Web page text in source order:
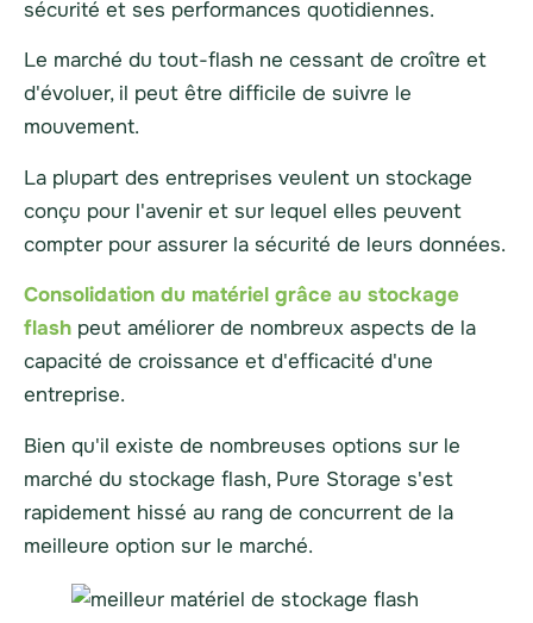
sécurité et ses performances quotidiennes.
Le marché du tout-flash ne cessant de croître et
d'évoluer, il peut être difficile de suivre le
mouvement.
La plupart des entreprises veulent un stockage
conçu pour l'avenir et sur lequel elles peuvent
compter pour assurer la sécurité de leurs données.
Consolidation du matériel grâce au stockage
flash peut améliorer de nombreux aspects de la
capacité de croissance et d'efficacité d'une
entreprise.
Bien qu'il existe de nombreuses options sur le
marché du stockage flash, Pure Storage s'est
rapidement hissé au rang de concurrent de la
meilleure option sur le marché.